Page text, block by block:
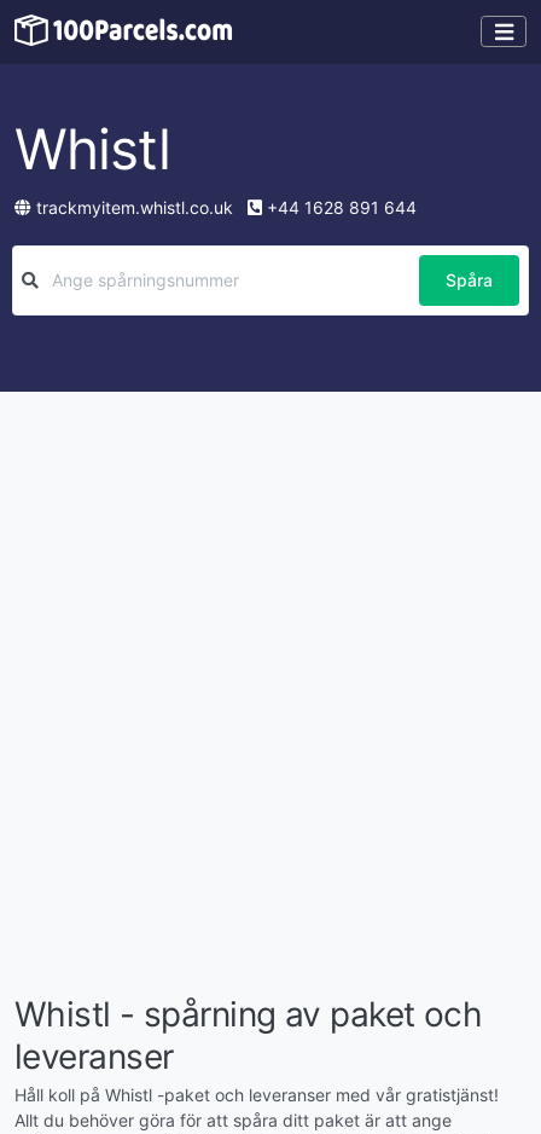
Whistl
trackmyitem.whistl.co.uk +44 1628 891 644
Spåra
Whistl - spårning av paket och
leveranser
Håll koll på Whistl -paket och leveranser med vår gratistjänst!
Allt du behöver göra för att spåra ditt paket är att ange